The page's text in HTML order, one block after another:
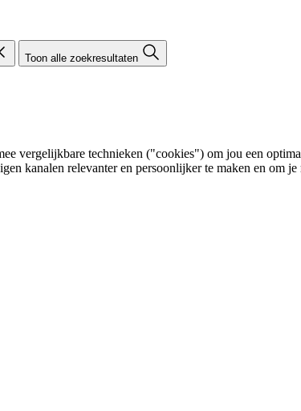
Toon alle zoekresultaten
vergelijkbare technieken ("cookies") om jou een
kanalen relevanter en persoonlijker te maken en om